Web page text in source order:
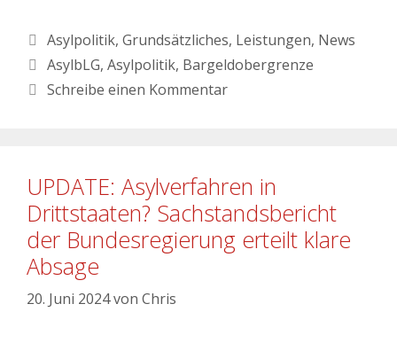
Asylpolitik, Grundsätzliches, Leistungen, News
AsylbLG, Asylpolitik, Bargeldobergrenze
Schreibe einen Kommentar
UPDATE: Asylverfahren in
Drittstaaten? Sachstandsbericht
der Bundesregierung erteilt klare
Absage
20. Juni 2024von Chris